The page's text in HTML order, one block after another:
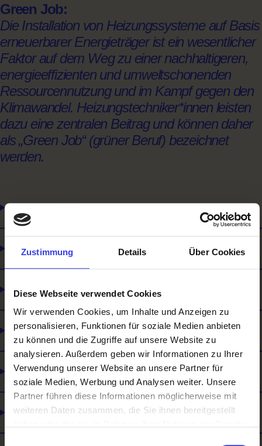
Zustimmung Details Über Cookies
Diese Webseite verwendet Cookies
Wir verwenden Cookies, um Inhalte und Anzeigen zu
personalisieren, Funktionen für soziale Medien anbieten
zu können und die Zugriffe auf unsere Website zu
analysieren. Außerdem geben wir Informationen zu Ihrer
Verwendung unserer Website an unsere Partner für
soziale Medien, Werbung und Analysen weiter. Unsere
Partner führen diese Informationen möglicherweise mit
weiteren Daten zusammen, die Sie ihnen bereitgestellt
Green Job:
Die Installation von Heizungssysteme auf Basis
erneuerbarer Energieträger ist ein wesentlicher
Faktor auf dem Weg zu einer nachhaltigeren,
energieeffizienten und umweltschonenden
Ressourcennutzung und im Kampf gegen den
Klimawandel. Heizungstechniker*innen leisten
dazu eine zentralen Beitrag und können daher
als „Green Job“ (grüner Beruf) bezeichnet
werden.
Wo man arbeitet
Womit man arbeitet
Wie man arbeitet
Was man macht
Für wen man arbeitet
Ausbildungsinhalte / Was man lernt